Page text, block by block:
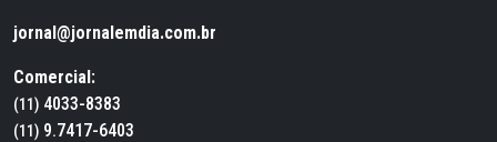
jornal@jornalemdia.com.br
Comercial:
(11) 4033-8383
(11) 9.7417-6403